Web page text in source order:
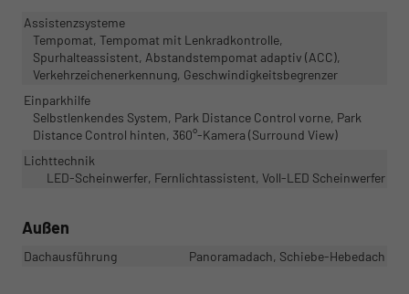
Assistenzsysteme
Tempomat, Tempomat mit Lenkradkontrolle,
Spurhalteassistent, Abstandstempomat adaptiv (ACC),
Verkehrzeichenerkennung, Geschwindigkeitsbegrenzer
Einparkhilfe
Selbstlenkendes System, Park Distance Control vorne, Park
Distance Control hinten, 360°-Kamera (Surround View)
Lichttechnik
LED-Scheinwerfer, Fernlichtassistent, Voll-LED Scheinwerfer
Außen
Dachausführung Panoramadach, Schiebe-Hebedach